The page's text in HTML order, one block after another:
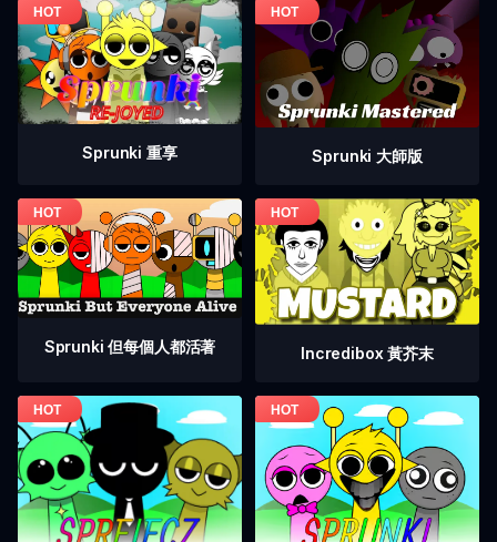
Sprunki 重享 Sprunki 大師版
Sprunki 但每個人都活著 Incredibox 黃芥末